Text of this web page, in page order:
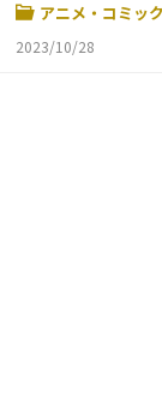
アニメ・コミック
2023/10/28